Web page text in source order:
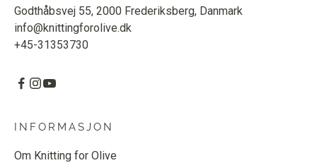
Godthåbsvej 55, 2000 Frederiksberg, Danmark
info@knittingforolive.dk
+45-31353730
INFORMASJON
Om Knitting for Olive